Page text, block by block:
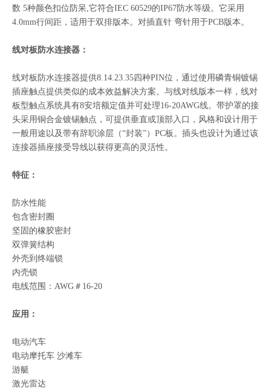
数 5种颜色扣位防呆,它符合IEC 60529的IP67防水等级。它采用
4.0mm行间距，适用于双排版本。对插直针 弯针用于PCB版本。
线对板防水连接器：
线对板防水连接器提供8.14.23.35四种PIN位，通过使用磷青铜镀锡
插座触点提供类似的成本效益解决方案。与线对线版本一样，线对
板型触点系统具有8安培额定值并可处理16-20AWG线。带护罩的接
头采用铜合金镀锡触点，可提供垂直或顶部入口，风格和设计用于
一般用途以及带有辞职涂层（“封装”）PC板。插头也设计为通过该
连接器插座接受导线以获得更高的灵活性。
特征：
防水性能
包含密封圈
坚固的橡胶密封
双弹簧结构
外壳到终端锁
内壳锁
电线范围：AWG＃16-20
应用：
电动汽车
电动摩托车 沙滩车
游艇
激光雷达